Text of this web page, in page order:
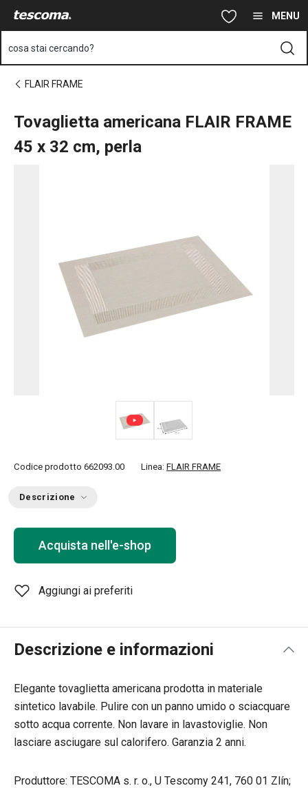
Vai al contenuto principale MENU
cosa stai cercando?
FLAIR FRAME
Tovaglietta americana FLAIR FRAME
45 x 32 cm, perla
Codice prodotto 662093.00 Linea: FLAIR FRAME
Descrizione
Acquista nell'e-shop
Aggiungi ai preferiti
Descrizione e informazioni
Elegante tovaglietta americana prodotta in materiale
sintetico lavabile. Pulire con un panno umido o sciacquare
sotto acqua corrente. Non lavare in lavastoviglie. Non
lasciare asciugare sul calorifero. Garanzia 2 anni.
Produttore: TESCOMA s. r. o., U Tescomy 241, 760 01 Zlín;